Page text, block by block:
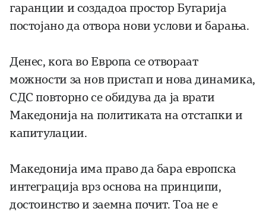
гаранции и создадоа простор Бугарија
постојано да отвора нови услови и барања.
Денес, кога во Европа се отвораат
можности за нов пристап и нова динамика,
СДС повторно се обидува да ја врати
Македонија на политиката на отстапки и
капитулации.
Македонија има право да бара европска
интеграција врз основа на принципи,
достоинство и заемна почит. Тоа не е